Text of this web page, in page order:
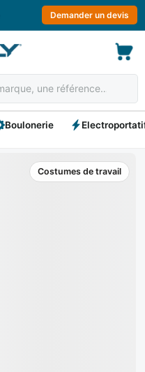
Demander un devis
Boulonerie
Costumes de travail